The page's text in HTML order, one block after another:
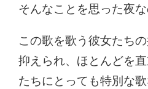
そんなことを思った夜な
この歌を歌う彼女たち
抑えられ、ほとんどを
たちにとっても特別な